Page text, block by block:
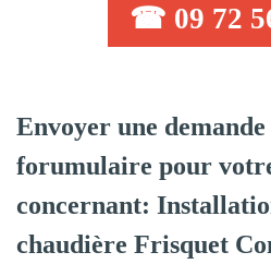
☎ 09 72
Envoyer une
forumulaire pour
concernant:
chaudière Frisquet